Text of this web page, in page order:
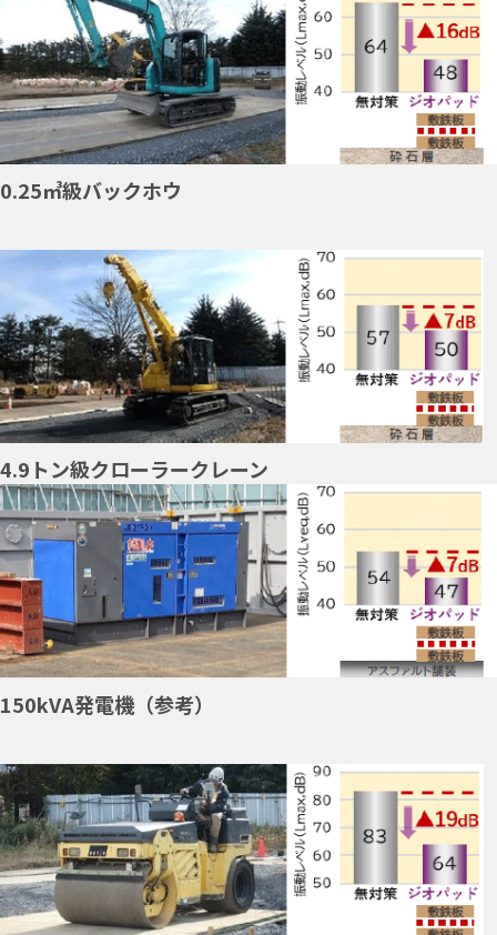
0.25㎥級バックホウ
4.9トン級クローラークレーン
150kVA発電機（参考）